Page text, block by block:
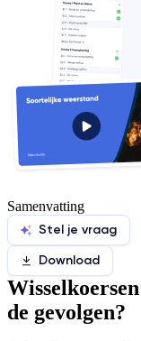
Samenvatting
Stel je vraag
Download
de gevolgen?